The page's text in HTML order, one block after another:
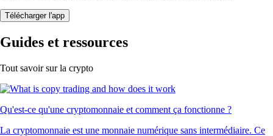
Télécharger l'app
Guides et ressources
Tout savoir sur la crypto
Qu'est-ce qu'une cryptomonnaie et comment ça fonctionne ?
La cryptomonnaie est une monnaie numérique sans intermédiaire. Ce